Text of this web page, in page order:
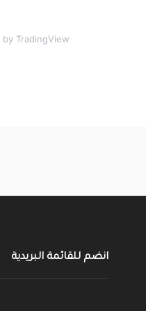
by TradingView
انضم للقائمة البريدية